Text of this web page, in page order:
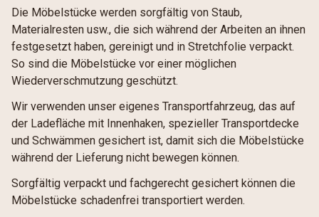
Die Möbelstücke werden sorgfältig von Staub,
Materialresten usw., die sich während der Arbeiten an ihnen
festgesetzt haben, gereinigt und in Stretchfolie verpackt.
So sind die Möbelstücke vor einer möglichen
Wiederverschmutzung geschützt.
Wir verwenden unser eigenes Transportfahrzeug, das auf
der Ladefläche mit Innenhaken, spezieller Transportdecke
und Schwämmen gesichert ist, damit sich die Möbelstücke
während der Lieferung nicht bewegen können.
Sorgfältig verpackt und fachgerecht gesichert können die
Möbelstücke schadenfrei transportiert werden.